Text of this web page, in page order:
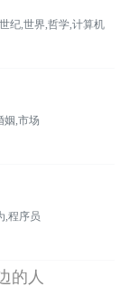
纪,世界,哲学,计算机
姻,市场
,程序员
的人